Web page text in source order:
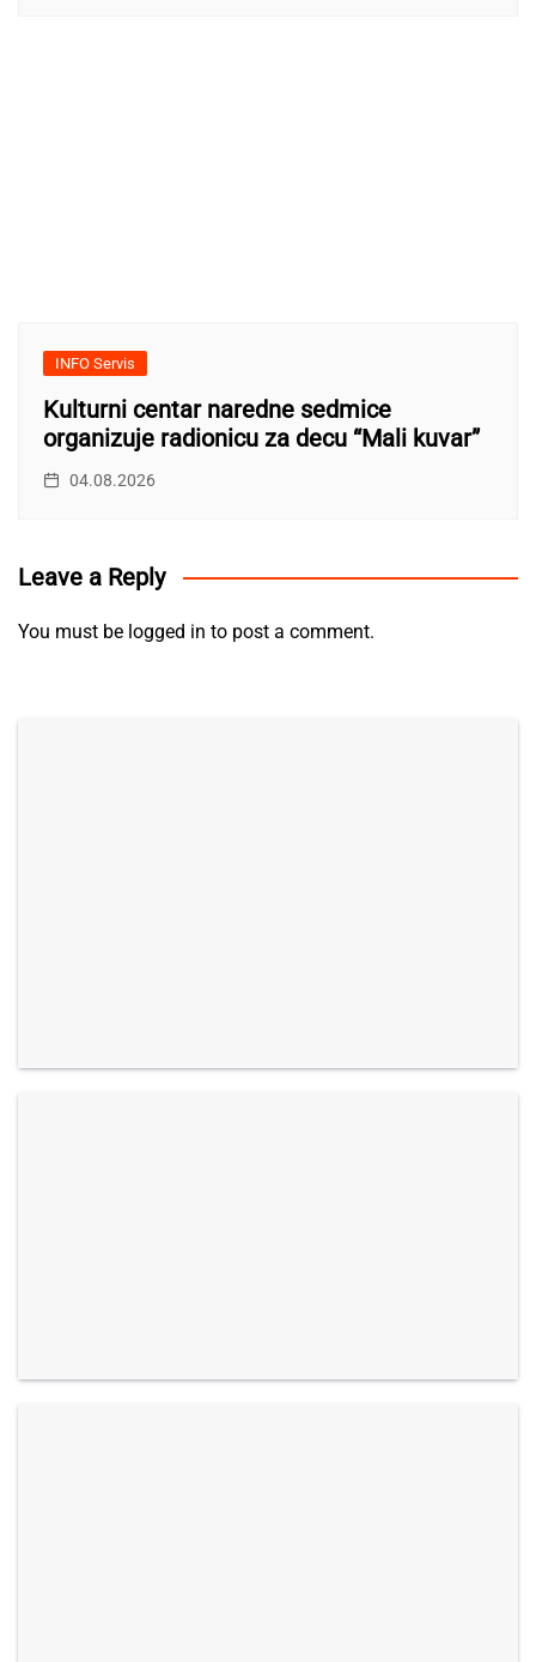
INFO Servis
Kulturni centar naredne sedmice
organizuje radionicu za decu “Mali kuvar”
04.08.2026
Leave a Reply
You must be logged in to post a comment.